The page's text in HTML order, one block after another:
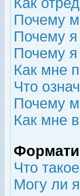
Почему
Почему я
Почему
Как мне
Что
Почему
Как мне
Что
Могу ли